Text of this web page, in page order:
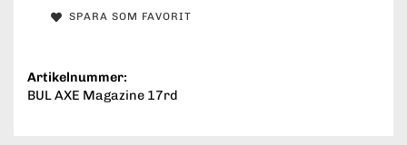
SPARA SOM FAVORIT
Artikelnummer:
BUL AXE Magazine 17rd